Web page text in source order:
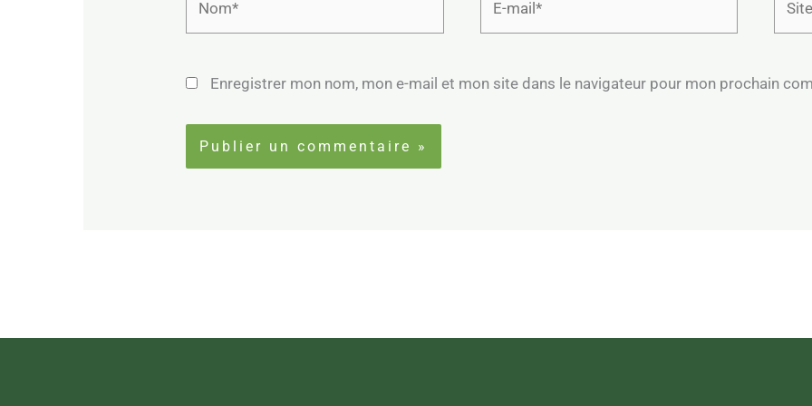
Enregistrer mon nom, mon e-mail et mon site dans le navigateur pour mon prochain